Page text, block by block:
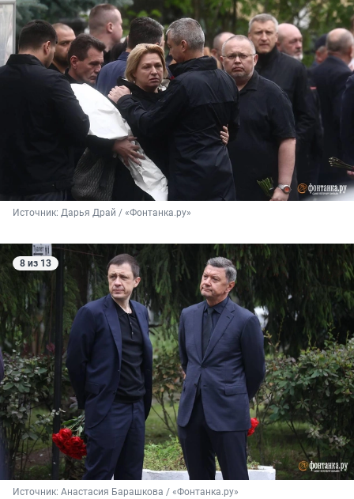
Источник: Дарья Драй / «Фонтанка.ру»
8 из 13
Источник: Анастасия Барашкова / «Фонтанка.ру»